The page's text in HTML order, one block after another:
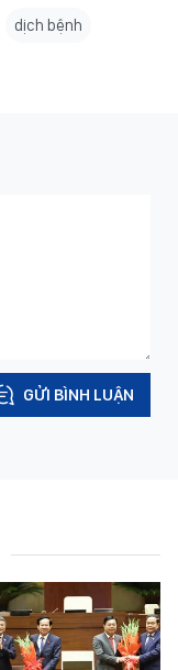
dịch bệnh
GỬI BÌNH LUẬN